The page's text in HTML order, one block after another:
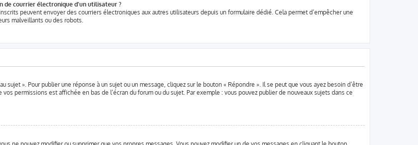
de courrier électronique d’un utilisateur ?
peuvent envoyer des courriers électroniques aux autres utilisateurs depuis un formulaire dédié. Cela permet d’empêcher une
malveillants ou des robots.
sujet ». Pour publier une réponse à un sujet ou un message, cliquez sur le bouton « Répondre ». Il se peut que vous ayez besoin d’être
permissions est affichée en bas de l’écran du forum ou du sujet. Par exemple : vous pouvez publier de nouveaux sujets dans ce